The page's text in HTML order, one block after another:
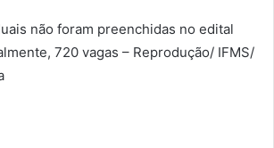
não foram preenchidas no edital
720 vagas – Reprodução/ IFMS/